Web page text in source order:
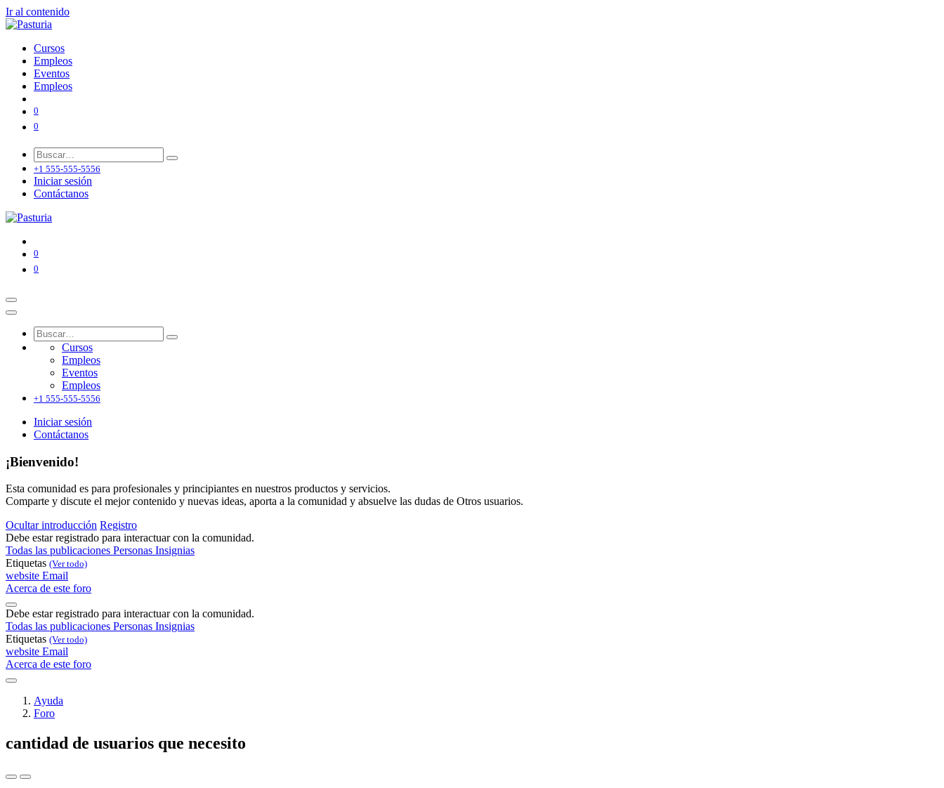
Ir al contenido
Cursos
Empleos
Eventos
Empleos
0
0
+1 555-555-5556
Iniciar sesión
Contáctanos
0
0
Cursos
Empleos
Eventos
Empleos
+1 555-555-5556
Iniciar sesión
Contáctanos
¡Bienvenido!
Esta comunidad es para profesionales y principiantes en nuestros productos y servicios.
Comparte y discute el mejor contenido y nuevas ideas, aporta a la comunidad y absuelve las dudas de Otros usuarios.
Ocultar introducción Registro
Debe estar registrado para interactuar con la comunidad.
Todas las publicaciones Personas Insignias
Etiquetas (Ver todo)
website Email
Acerca de este foro
Debe estar registrado para interactuar con la comunidad.
Todas las publicaciones Personas Insignias
Etiquetas (Ver todo)
website Email
Acerca de este foro
Ayuda
Foro
cantidad de usuarios que necesito